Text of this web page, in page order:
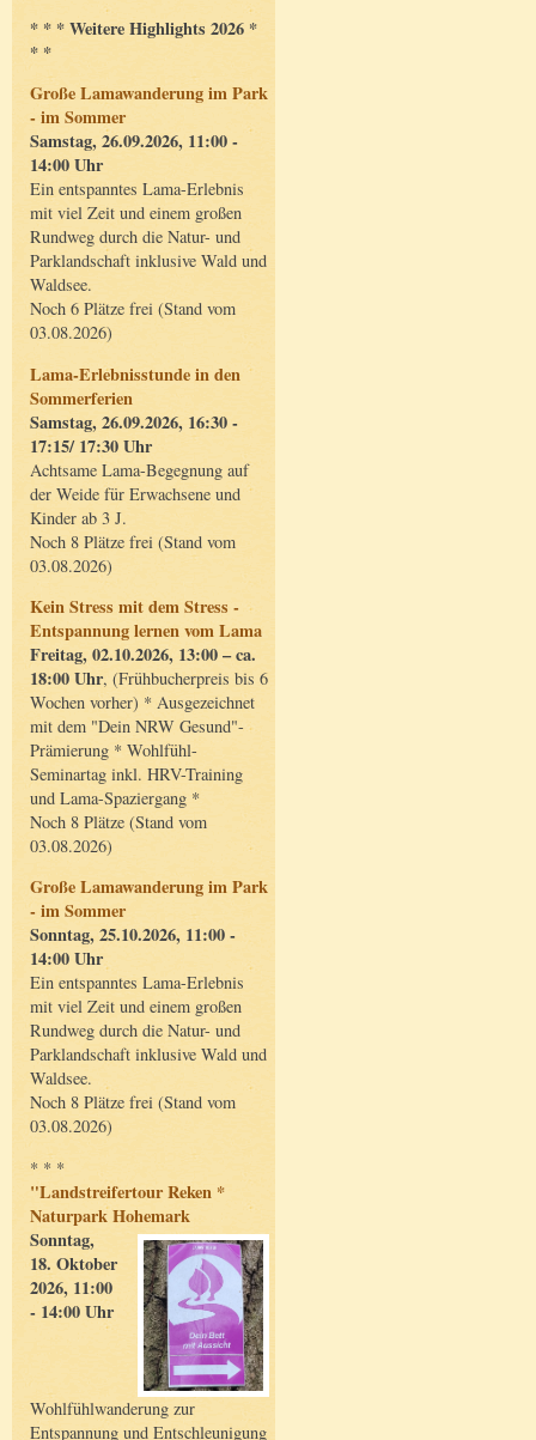
* * * Weitere Highlights 2026 *
* *
Große Lamawanderung im Park
- im Sommer
Samstag, 26.09.2026, 11:00 -
14:00 Uhr
Ein entspanntes Lama-Erlebnis
mit viel Zeit und einem großen
Rundweg durch die Natur- und
Parklandschaft inklusive Wald und
Waldsee.
Noch 6 Plätze frei (Stand vom
03.08.2026)
Lama-Erlebnisstunde in den
Sommerferien
Samstag, 26.09.2026, 16:30 -
17:15/ 17:30 Uhr
Achtsame Lama-Begegnung auf
der Weide für Erwachsene und
Kinder ab 3 J.
Noch 8 Plätze frei (Stand vom
03.08.2026)
Kein Stress mit dem Stress -
Entspannung lernen vom Lama
Freitag, 02.10.2026, 13:00 – ca.
18:00 Uhr, (Frühbucherpreis bis 6
Wochen vorher) * Ausgezeichnet
mit dem "Dein NRW Gesund"-
Prämierung * Wohlfühl-
Seminartag inkl. HRV-Training
und Lama-Spaziergang *
Noch 8 Plätze (Stand vom
03.08.2026)
Große Lamawanderung im Park
- im Sommer
Sonntag, 25.10.2026, 11:00 -
14:00 Uhr
Ein entspanntes Lama-Erlebnis
mit viel Zeit und einem großen
Rundweg durch die Natur- und
Parklandschaft inklusive Wald und
Waldsee.
Noch 8 Plätze frei (Stand vom
03.08.2026)
* * *
"Landstreifertour Reken *
Naturpark Hohemark
Sonntag,
18. Oktober
2026, 11:00
- 14:00 Uhr
Wohlfühlwanderung zur
Entspannung und Entschleunigung